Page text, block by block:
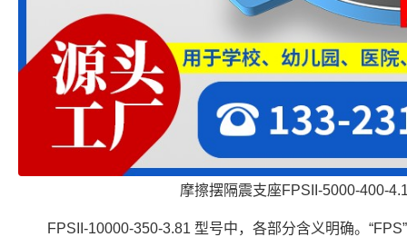
摩擦摆隔震支座FPSII-5000-400-
FPSII-10000-350-3.81 型号中，各部分含义明确。